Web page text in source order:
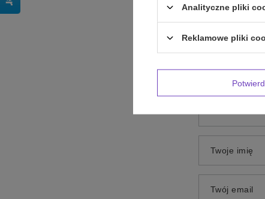
Twoje imię
Twój email
Analityczne pliki
Reklamowe pliki